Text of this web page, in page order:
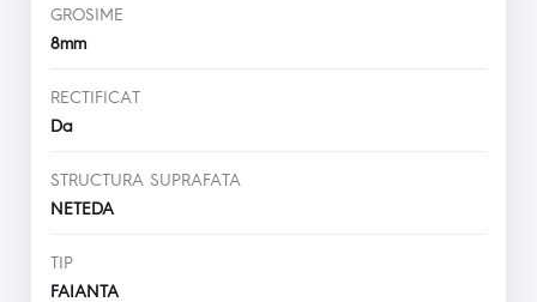
GROSIME
8mm
RECTIFICAT
Da
STRUCTURA SUPRAFATA
NETEDA
TIP
FAIANTA